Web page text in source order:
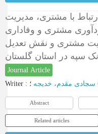
با مشتری، مدیریت
مشتری و وفاداری
مشتری و نقش تعدیل
سپه در استان گلستان
Journal Article
Writer : سجادی مقدم، خدیجه
Abstract
Related articles